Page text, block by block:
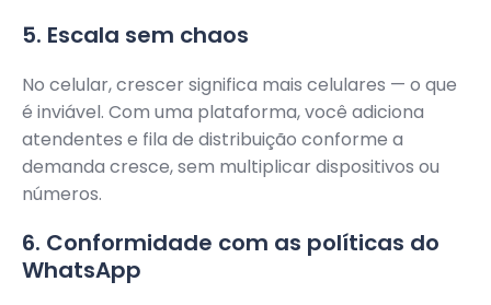
5. Escala sem chaos
No celular, crescer significa mais celulares — o que
é inviável. Com uma plataforma, você adiciona
atendentes e fila de distribuição conforme a
demanda cresce, sem multiplicar dispositivos ou
números.
6. Conformidade com as políticas do
WhatsApp